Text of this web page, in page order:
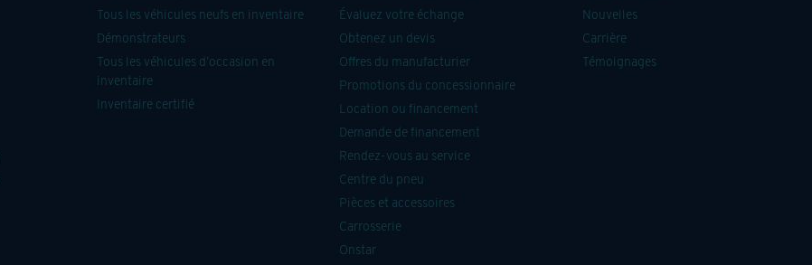
Tous les véhicules neufs en inventaire
Démonstrateurs
Tous les véhicules d’occasion en
inventaire
Inventaire certifié
Évaluez votre échange
Obtenez un devis
Offres du manufacturier
Promotions du concessionnaire
Location ou financement
Demande de financement
Rendez-vous au service
Centre du pneu
Pièces et accessoires
Carrosserie
Onstar
Nouvelles
Carrière
Témoignages